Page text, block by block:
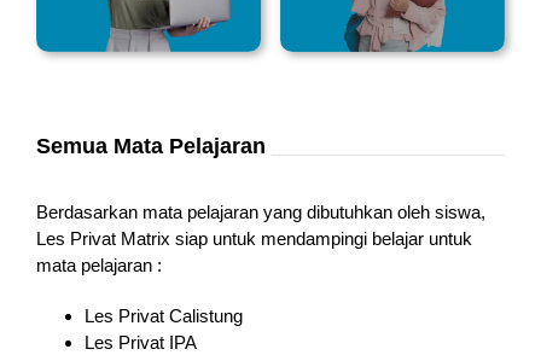
Semua Mata Pelajaran
Berdasarkan mata pelajaran yang dibutuhkan oleh siswa,
Les Privat Matrix siap untuk mendampingi belajar untuk
mata pelajaran :
Les Privat Calistung
Les Privat IPA